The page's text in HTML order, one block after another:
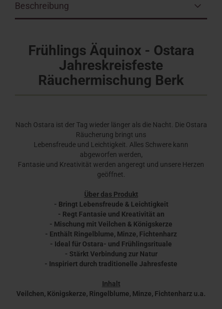
Beschreibung
Frühlings Äquinox - Ostara
Jahreskreisfeste
Räuchermischung Berk
Nach Ostara ist der Tag wieder länger als die Nacht. Die Ostara
Räucherung bringt uns
Lebensfreude und Leichtigkeit. Alles Schwere kann
abgeworfen werden,
Fantasie und Kreativität werden angeregt und unsere Herzen
geöffnet.
Über das Produkt
- Bringt Lebensfreude & Leichtigkeit
- Regt Fantasie und Kreativität an
- Mischung mit Veilchen & Königskerze
- Enthält Ringelblume, Minze, Fichtenharz
- Ideal für Ostara- und Frühlingsrituale
- Stärkt Verbindung zur Natur
- Inspiriert durch traditionelle Jahresfeste
Inhalt
Veilchen, Königskerze, Ringelblume, Minze, Fichtenharz u.a.